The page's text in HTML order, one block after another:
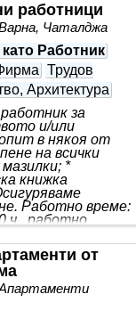
работници
Чаталджа
Работник
Трудов
Архитектура
за
и/или
в някоя от
на всички
*
книжка
Работно време:
ч., работно
БЕЗ БРИГАДИ!
от